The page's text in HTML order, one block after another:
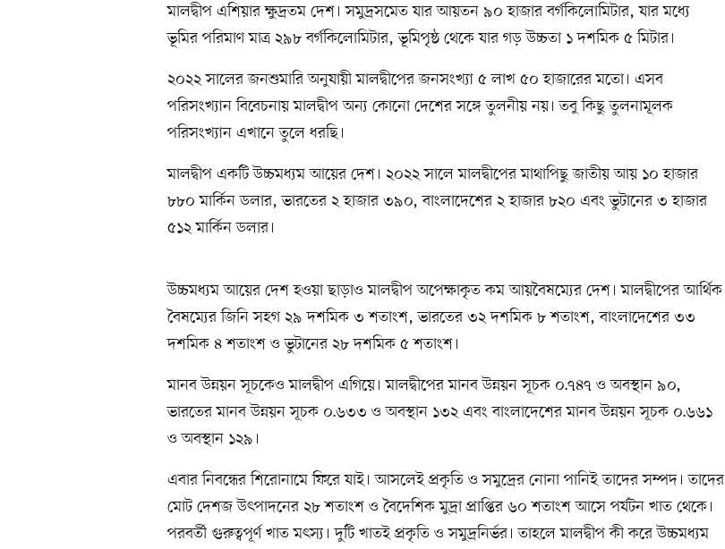
মালদ্বীপ এশিয়ার ক্ষুদ্রতম দেশ। সমুদ্রসমেত যার আয়তন ৯০ হাজার বর্গকিলোমিটার, যার মধ্যে
ভূমির পরিমাণ মাত্র ২৯৮ বর্গকিলোমিটার, ভূমিপৃষ্ঠ থেকে যার গড় উচ্চতা ১ দশমিক ৫ মিটার।
২০২২ সালের জনশুমারি অনুযায়ী মালদ্বীপের জনসংখ্যা ৫ লাখ ৫০ হাজারের মতো। এসব
পরিসংখ্যান বিবেচনায় মালদ্বীপ অন্য কোনো দেশের সঙ্গে তুলনীয় নয়। তবু কিছু তুলনামূলক
পরিসংখ্যান এখানে তুলে ধরছি।
মালদ্বীপ একটি উচ্চমধ্যম আয়ের দেশ। ২০২২ সালে মালদ্বীপের মাথাপিছু জাতীয় আয় ১০ হাজার
৮৮০ মার্কিন ডলার, ভারতের ২ হাজার ৩৯০, বাংলাদেশের ২ হাজার ৮২০ এবং ভুটানের ৩ হাজার
৫১২ মার্কিন ডলার।
উচ্চমধ্যম আয়ের দেশ হওয়া ছাড়াও মালদ্বীপ অপেক্ষাকৃত কম আয়বৈষম্যের দেশ। মালদ্বীপের আর্থিক
বৈষম্যের জিনি সহগ ২৯ দশমিক ৩ শতাংশ, ভারতের ৩২ দশমিক ৮ শতাংশ, বাংলাদেশের ৩৩
দশমিক ৪ শতাংশ ও ভুটানের ২৮ দশমিক ৫ শতাংশ।
মানব উন্নয়ন সূচকেও মালদ্বীপ এগিয়ে। মালদ্বীপের মানব উন্নয়ন সূচক ০.৭৪৭ ও অবস্থান ৯০,
ভারতের মানব উন্নয়ন সূচক ০.৬৩৩ ও অবস্থান ১৩২ এবং বাংলাদেশের মানব উন্নয়ন সূচক ০.৬৬১
ও অবস্থান ১২৯।
এবার নিবন্ধের শিরোনামে ফিরে যাই। আসলেই প্রকৃতি ও সমুদ্রের নোনা পানিই তাদের সম্পদ। তাদের
মোট দেশজ উৎপাদনের ২৮ শতাংশ ও বৈদেশিক মুদ্রা প্রাপ্তির ৬০ শতাংশ আসে পর্যটন খাত থেকে।
পরবর্তী গুরুত্বপূর্ণ খাত মৎস্য। দুটি খাতই প্রকৃতি ও সমুদ্রনির্ভর। তাহলে মালদ্বীপ কী করে উচ্চমধ্যম